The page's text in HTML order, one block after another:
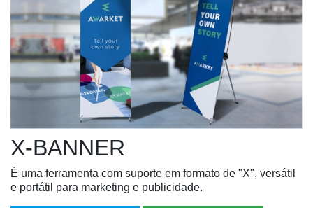
X-BANNER
É uma ferramenta com suporte em formato de "X", versátil
e portátil para marketing e publicidade.